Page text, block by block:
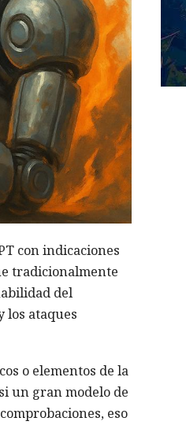
con indicaciones
tradicionalmente
del
los ataques
o elementos de la
un gran modelo de
eso